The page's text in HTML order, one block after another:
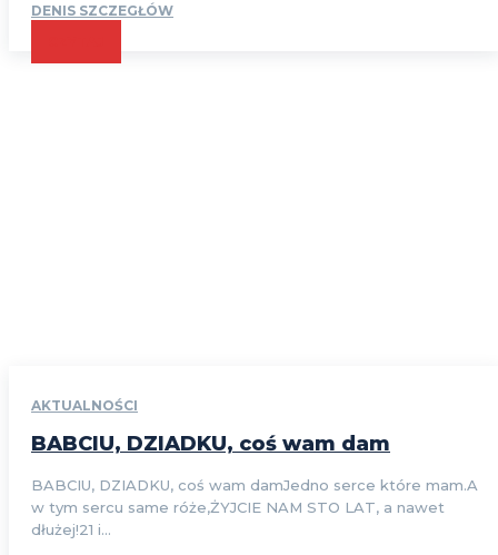
DENIS SZCZEGŁÓW
AKTUALNOŚCI
BABCIU, DZIADKU, coś wam dam
BABCIU, DZIADKU, coś wam damJedno serce które mam.A
w tym sercu same róże,ŻYJCIE NAM STO LAT, a nawet
dłużej!21 i...